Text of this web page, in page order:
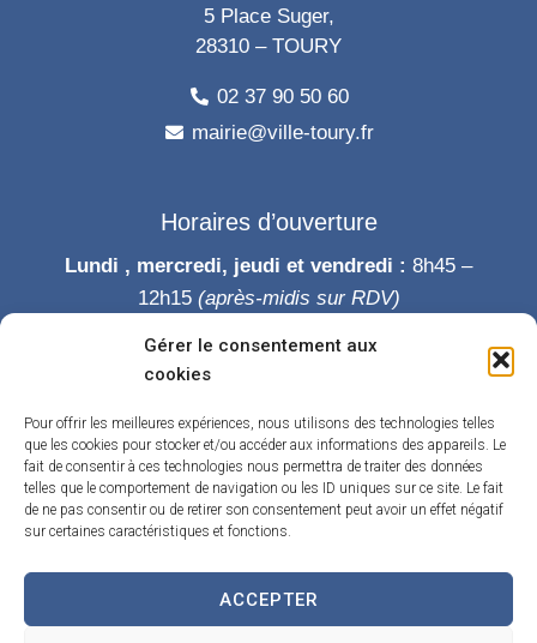
Gérer le consentement aux
cookies
Pour offrir les meilleures expériences, nous utilisons des technologies telles
que les cookies pour stocker et/ou accéder aux informations des appareils. Le
fait de consentir à ces technologies nous permettra de traiter des données
telles que le comportement de navigation ou les ID uniques sur ce site. Le fait
de ne pas consentir ou de retirer son consentement peut avoir un effet négatif
sur certaines caractéristiques et fonctions.
ACCEPTER
5 Place Suger,
28310 – TOURY
02 37 90 50 60
mairie@ville-toury.fr
Horaires d’ouverture
Lundi , mercredi, jeudi et vendredi : 8h45 –
12h15 (après-midis sur RDV)
Accessibilité Contact